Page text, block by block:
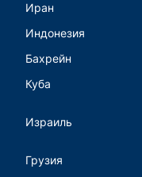
Иран
Индонезия
Бахрейн
Куба
Израиль
Грузия